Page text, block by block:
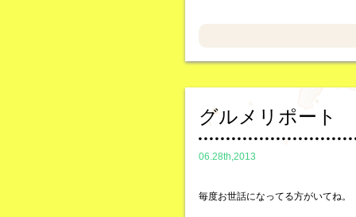
グルメリポート
06.28th,2013
毎度お世話になってる方がいてね。